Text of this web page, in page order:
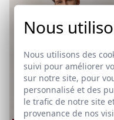
Nous
Nous utilisons des
suivi pour améliorer
sur notre site, pour
personnalisé et des
le trafic de notre site
provenance de nos